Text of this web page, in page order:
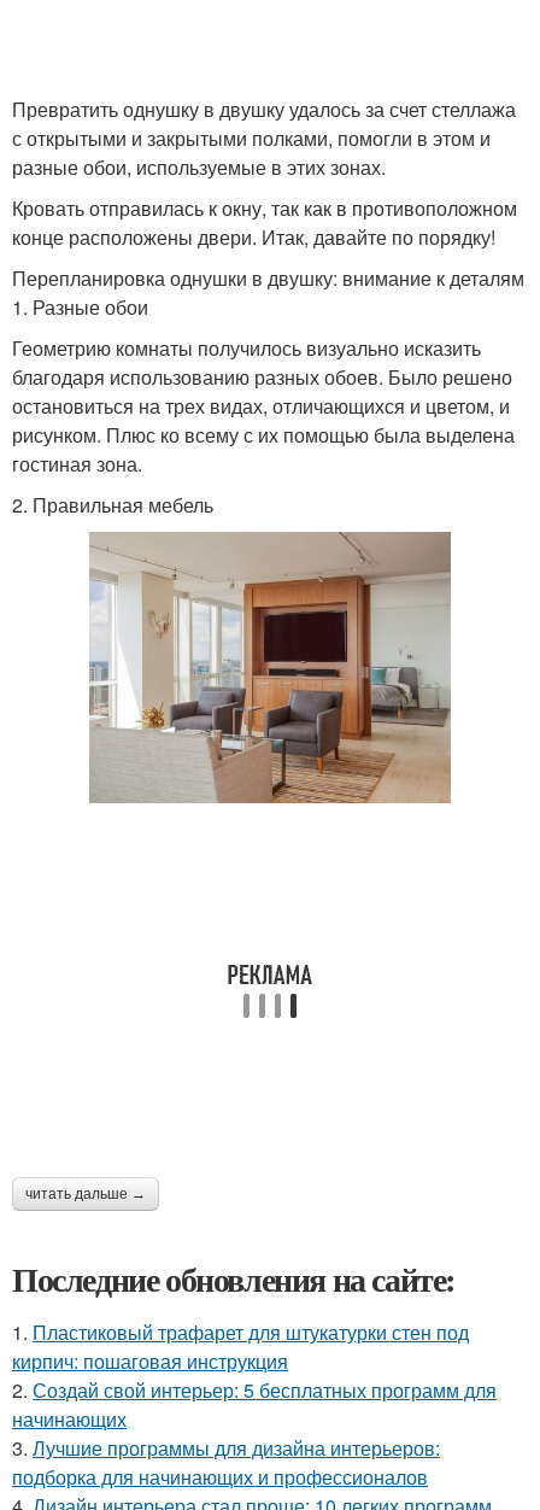
Превратить однушку в двушку удалось за счет стеллажа
с открытыми и закрытыми полками, помогли в этом и
разные обои, используемые в этих зонах.
Кровать отправилась к окну, так как в противоположном
конце расположены двери. Итак, давайте по порядку!
Перепланировка однушки в двушку: внимание к деталям
1. Разные обои
Геометрию комнаты получилось визуально исказить
благодаря использованию разных обоев. Было решено
остановиться на трех видах, отличающихся и цветом, и
рисунком. Плюс ко всему с их помощью была выделена
гостиная зона.
2. Правильная мебель
читать дальше →
Последние обновления на сайте:
1. Пластиковый трафарет для штукатурки стен под
кирпич: пошаговая инструкция
2. Создай свой интерьер: 5 бесплатных программ для
начинающих
3. Лучшие программы для дизайна интерьеров:
подборка для начинающих и профессионалов